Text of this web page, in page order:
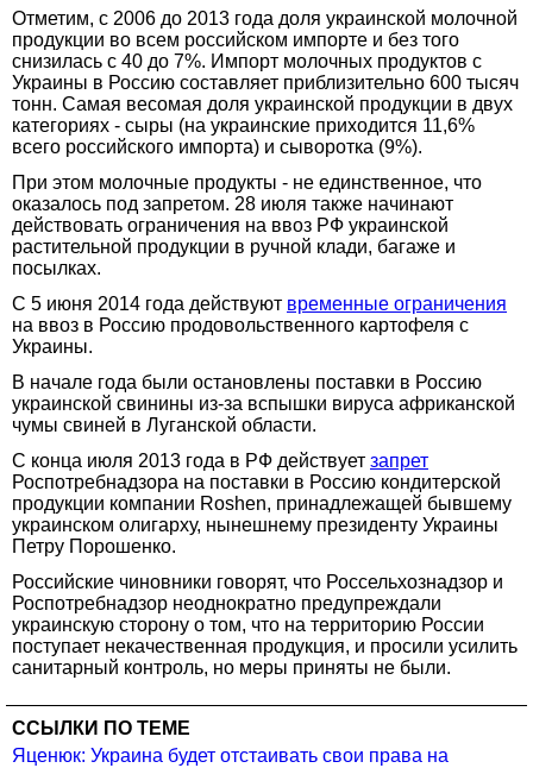
Отметим, с 2006 до 2013 года доля украинской молочной
продукции во всем российском импорте и без того
снизилась с 40 до 7%. Импорт молочных продуктов с
Украины в Россию составляет приблизительно 600 тысяч
тонн. Самая весомая доля украинской продукции в двух
категориях - сыры (на украинские приходится 11,6%
всего российского импорта) и сыворотка (9%).
При этом молочные продукты - не единственное, что
оказалось под запретом. 28 июля также начинают
действовать ограничения на ввоз РФ украинской
растительной продукции в ручной клади, багаже и
посылках.
С 5 июня 2014 года действуют временные ограничения
на ввоз в Россию продовольственного картофеля с
Украины.
В начале года были остановлены поставки в Россию
украинской свинины из-за вспышки вируса африканской
чумы свиней в Луганской области.
С конца июля 2013 года в РФ действует запрет
Роспотребнадзора на поставки в Россию кондитерской
продукции компании Roshen, принадлежащей бывшему
украинском олигарху, нынешнему президенту Украины
Петру Порошенко.
Российские чиновники говорят, что Россельхознадзор и
Роспотребнадзор неоднократно предупреждали
украинскую сторону о том, что на территорию России
поступает некачественная продукция, и просили усилить
санитарный контроль, но меры приняты не были.
ССЫЛКИ ПО ТЕМЕ
Яценюк: Украина будет отстаивать свои права на